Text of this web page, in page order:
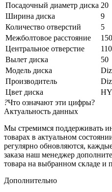
Посадочный диаметр диска 20
Ширина диска
9
Количество отверстий
5
Межболтовое расстояние
150
Центральное отверстие
Вылет диска
50
Модель диска
Производитель
Цвет диска
?Что означают эти цифры?
Актуальность данных
Мы стремимся поддерживать
товарах в актуальном
регулярно обновляются,
заказа наш менеджер
товара на выбранном складе и
Дополнительно